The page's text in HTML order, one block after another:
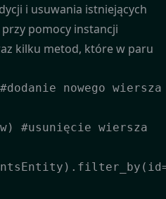
i usuwania istniejących
pomocy instancji
kilku metod, które w paru
nowego wiersza
#usunięcie wiersza